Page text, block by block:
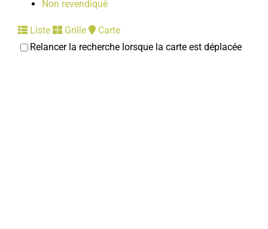
Non revendiqué
Liste Grille
Carte
Relancer la recherche lorsque la carte est déplacée